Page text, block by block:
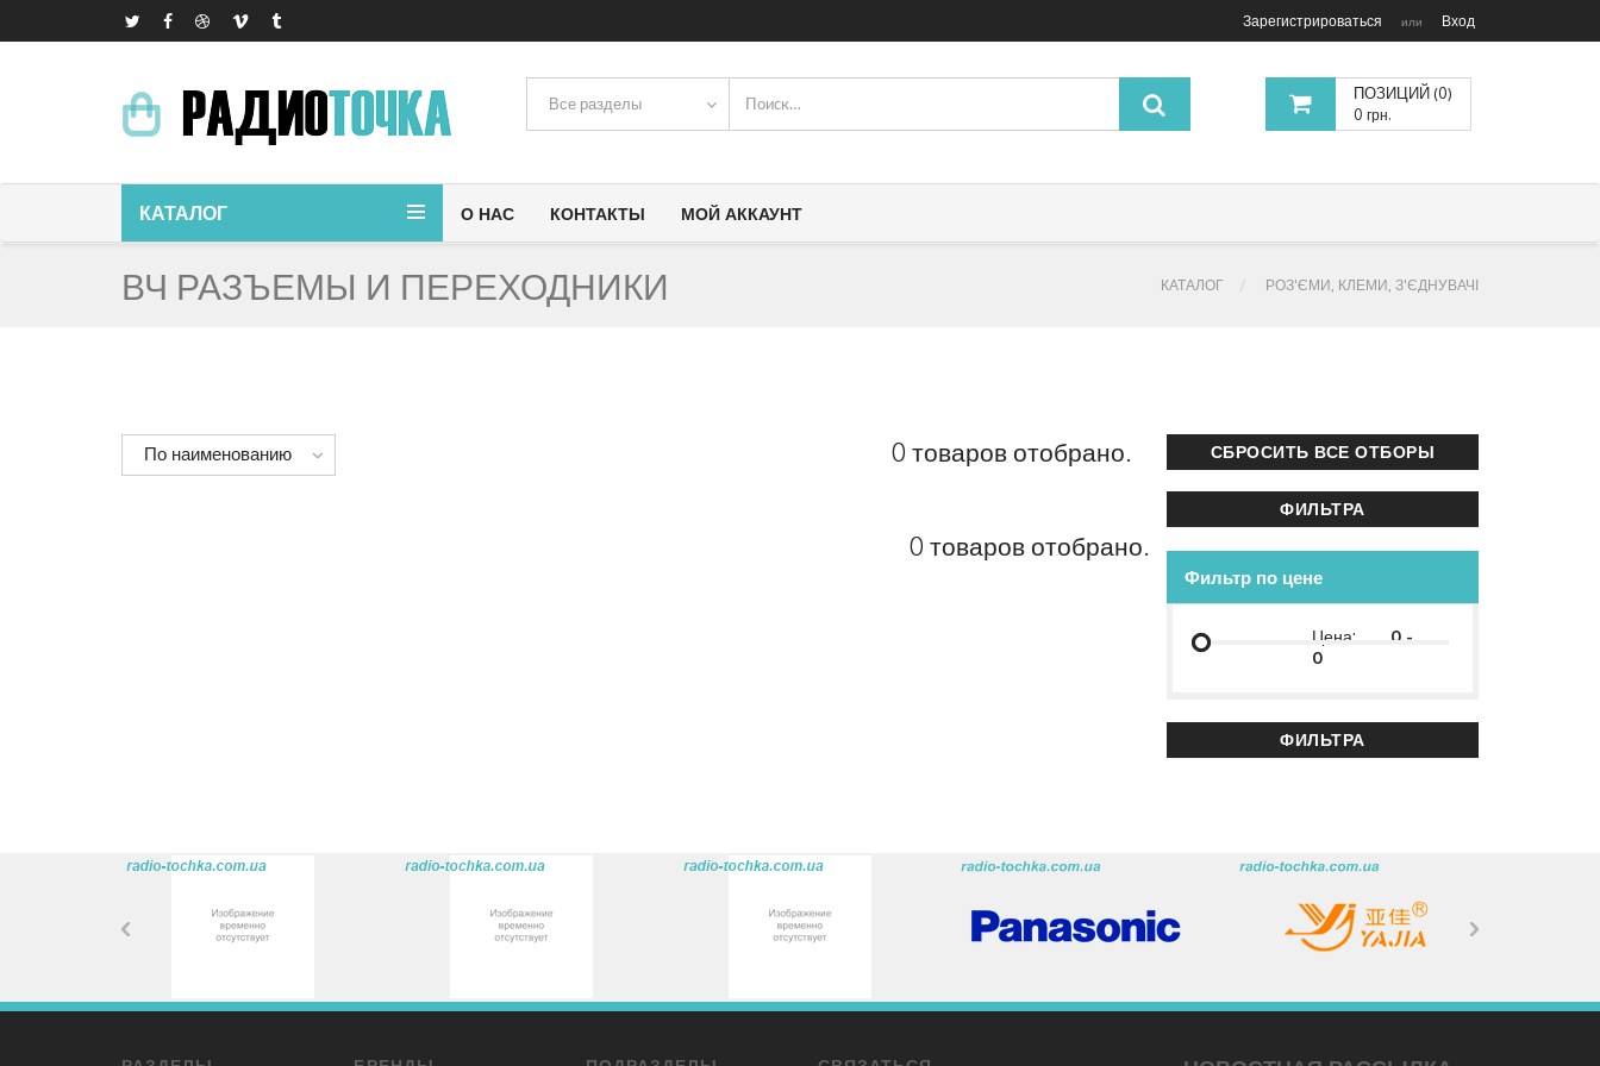
Зарегистрироваться или Вход
Все разделы
ПОЗИЦИЙ (0)
0 грн.
КАТАЛОГ О НАС КОНТАКТЫ МОЙ АККАУНТ
ВЧ РАЗЪЕМЫ И ПЕРЕХОДНИКИ КАТАЛОГ РОЗ'ЄМИ, КЛЕМИ, З'ЄДНУВАЧІ
Фильтр по цене
Цена: -
По наименованию 0 товаров отобрано.
0 товаров отобрано.